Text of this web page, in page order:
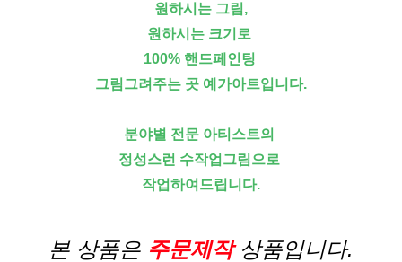
원하시는 그림,
원하시는 크기로
100% 핸드페인팅
그림그려주는 곳 예가아트입니다.
분야별 전문 아티스트의
정성스런 수작업그림으로
작업하여드립니다.
본 상품은 주문제작 상품입니다.